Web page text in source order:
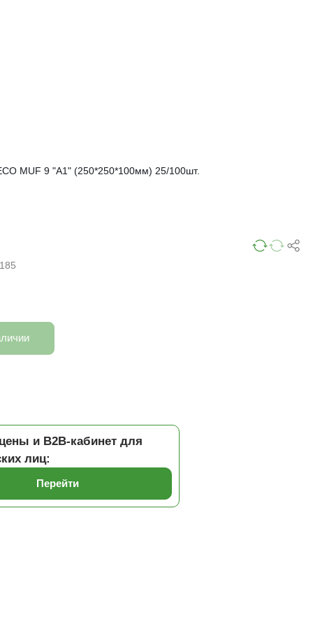
MUF 9 "A1" (250*250*100мм) 25/100шт.
и B2B-кабинет для
лиц:
Перейти